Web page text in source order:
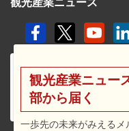
観光産業ニュー
部から届く
一歩先の未来がみえる